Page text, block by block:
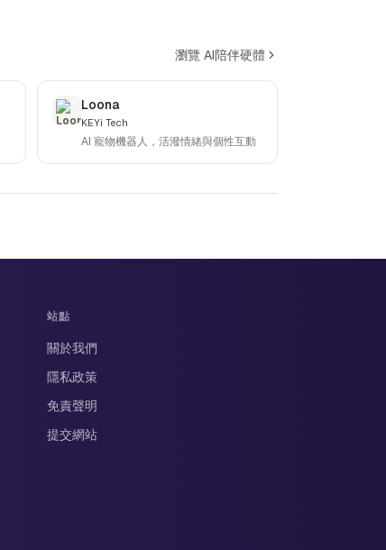
瀏覽 AI陪伴硬體
Loona
KEYi Tech
AI 寵物機器人，活潑情緒與個性互動
站點
關於我們
隱私政策
免責聲明
提交網站